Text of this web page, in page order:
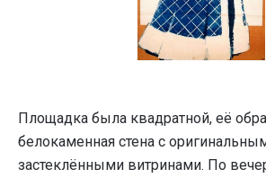
Площадка была квадратной, её
белокаменная стена с
застеклёнными витринами. По